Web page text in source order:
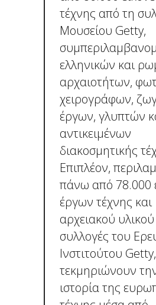
τέχνης από τη
Μουσείου Getty,
ελληνικών και
αρχαιοτήτων,
χειρογράφων,
έργων, γλυπτών
αντικειμένων
διακοσμητικής
Επιπλέον,
πάνω από 78.000
έργων τέχνης και
αρχειακού
συλλογές του
Ινστιτούτου
τεκμηριώνουν
ιστορία της